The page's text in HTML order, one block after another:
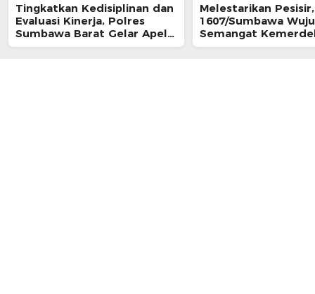
Tingkatkan Kedisiplinan dan
Evaluasi Kinerja, Polres
Sumbawa Barat Gelar Apel
Fungsi
‎Melestarikan
1607/Sumbawa
Semangat
Lewat Aksi Nyata